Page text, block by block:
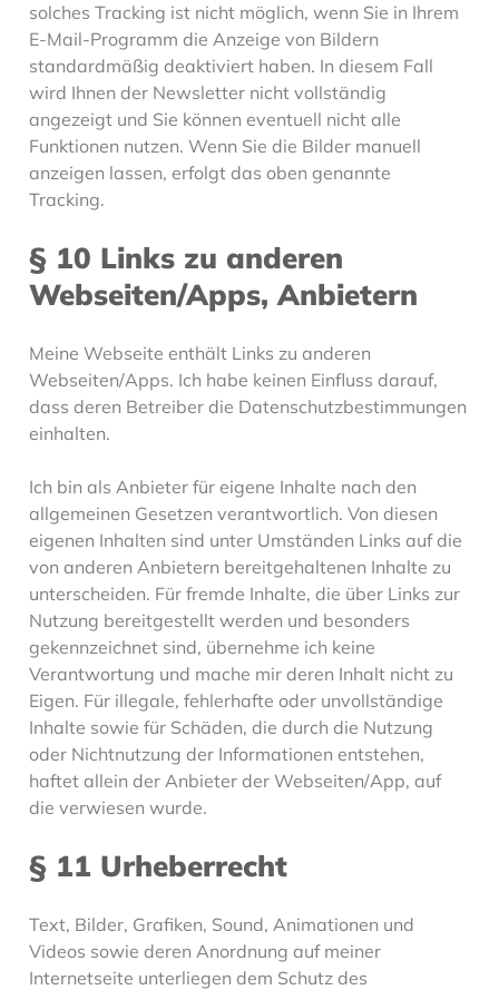
solches Tracking ist nicht möglich, wenn Sie in Ihrem
E-Mail-Programm die Anzeige von Bildern
standardmäßig deaktiviert haben. In diesem Fall
wird Ihnen der Newsletter nicht vollständig
angezeigt und Sie können eventuell nicht alle
Funktionen nutzen. Wenn Sie die Bilder manuell
anzeigen lassen, erfolgt das oben genannte
Tracking.
§ 10 Links zu anderen
Webseiten/Apps, Anbietern
Meine Webseite enthält Links zu anderen
Webseiten/Apps. Ich habe keinen Einfluss darauf,
dass deren Betreiber die Datenschutzbestimmungen
einhalten.
Ich bin als Anbieter für eigene Inhalte nach den
allgemeinen Gesetzen verantwortlich. Von diesen
eigenen Inhalten sind unter Umständen Links auf die
von anderen Anbietern bereitgehaltenen Inhalte zu
unterscheiden. Für fremde Inhalte, die über Links zur
Nutzung bereitgestellt werden und besonders
gekennzeichnet sind, übernehme ich keine
Verantwortung und mache mir deren Inhalt nicht zu
Eigen. Für illegale, fehlerhafte oder unvollständige
Inhalte sowie für Schäden, die durch die Nutzung
oder Nichtnutzung der Informationen entstehen,
haftet allein der Anbieter der Webseiten/App, auf
die verwiesen wurde.
§ 11 Urheberrecht
Text, Bilder, Grafiken, Sound, Animationen und
Videos sowie deren Anordnung auf meiner
Internetseite unterliegen dem Schutz des